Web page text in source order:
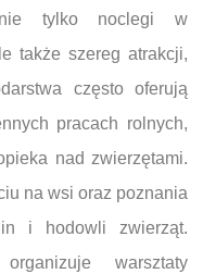
tylko noclegi w
także szereg atrakcji,
często oferują
pracach rolnych,
nad zwierzętami.
na wsi oraz poznania
i hodowli zwierząt.
warsztaty